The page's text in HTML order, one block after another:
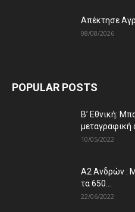
Απέκτησε
08/08/2026
POPULAR POSTS
Β’ Εθνική:
μεταγραφική
10/05/2022
Α2 Ανδρών :
τα 650...
22/06/2022